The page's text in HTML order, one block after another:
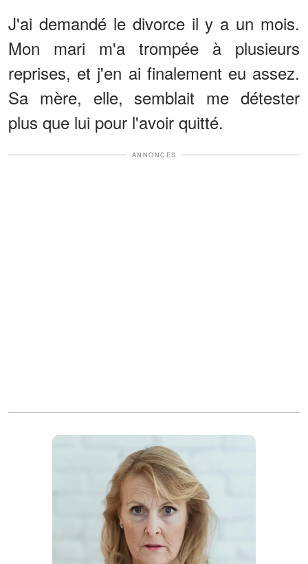
J'ai demandé le divorce il y a un mois.
Mon mari m'a trompée à plusieurs
reprises, et j'en ai finalement eu assez.
Sa mère, elle, semblait me détester
plus que lui pour l'avoir quitté.
ANNONCES